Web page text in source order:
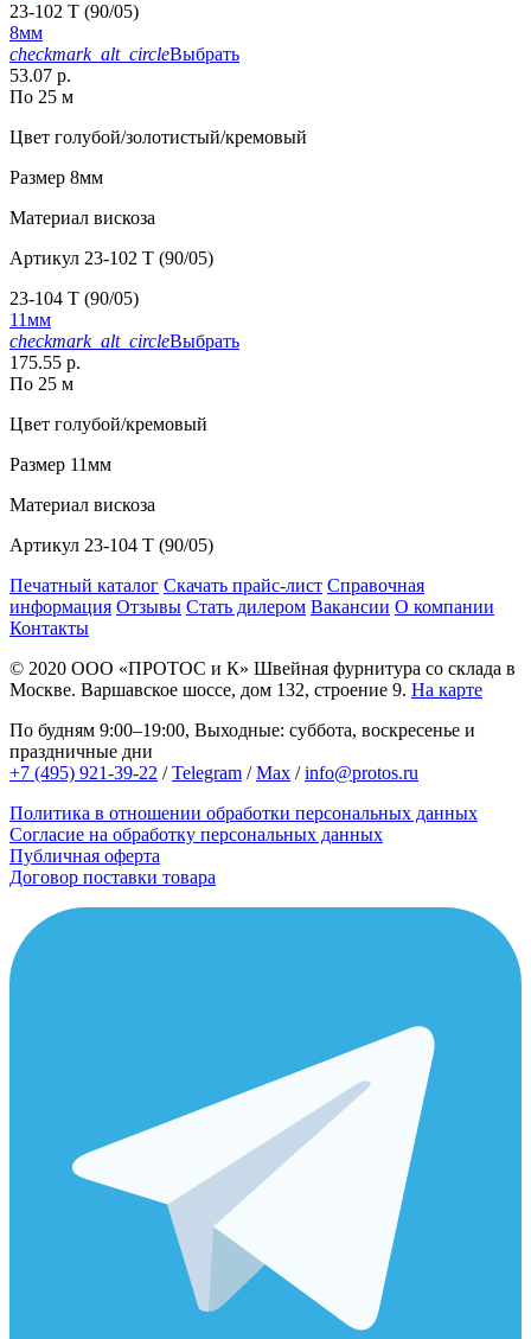
23-102 T (90/05)
8мм
checkmark_alt_circleВыбрать
53.07 р.
По 25 м
Цвет голубой/золотистый/кремовый
Размер 8мм
Материал вискоза
Артикул 23-102 T (90/05)
23-104 T (90/05)
11мм
checkmark_alt_circleВыбрать
175.55 р.
По 25 м
Цвет голубой/кремовый
Размер 11мм
Материал вискоза
Артикул 23-104 T (90/05)
Печатный каталог Скачать прайс-лист Справочная
информация Отзывы Стать дилером Вакансии О компании
Контакты
© 2020 ООО «ПРОТОС и К» Швейная фурнитура со склада в
Москве. Варшавское шоссе, дом 132, строение 9. На карте
По будням 9:00–19:00, Выходные: суббота, воскресенье и
праздничные дни
+7 (495) 921-39-22 /Telegram /Max /info@protos.ru
Политика в отношении обработки персональных данных
Согласие на обработку персональных данных
Публичная оферта
Договор поставки товара